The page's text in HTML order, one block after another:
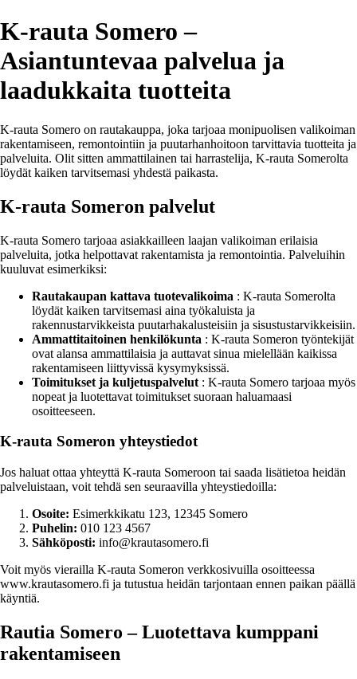
K-rauta Somero –
Asiantuntevaa palvelua ja
laadukkaita tuotteita
K-rauta Somero on rautakauppa, joka tarjoaa monipuolisen valikoiman
rakentamiseen, remontointiin ja puutarhanhoitoon tarvittavia tuotteita ja
palveluita. Olit sitten ammattilainen tai harrastelija, K-rauta Somerolta
löydät kaiken tarvitsemasi yhdestä paikasta.
K-rauta Someron palvelut
K-rauta Somero tarjoaa asiakkailleen laajan valikoiman erilaisia
palveluita, jotka helpottavat rakentamista ja remontointia. Palveluihin
kuuluvat esimerkiksi:
Rautakaupan kattava tuotevalikoima : K-rauta Somerolta
löydät kaiken tarvitsemasi aina työkaluista ja
rakennustarvikkeista puutarhakalusteisiin ja sisustustarvikkeisiin.
Ammattitaitoinen henkilökunta : K-rauta Someron työntekijät
ovat alansa ammattilaisia ja auttavat sinua mielellään kaikissa
rakentamiseen liittyvissä kysymyksissä.
Toimitukset ja kuljetuspalvelut : K-rauta Somero tarjoaa myös
nopeat ja luotettavat toimitukset suoraan haluamaasi
osoitteeseen.
K-rauta Someron yhteystiedot
Jos haluat ottaa yhteyttä K-rauta Someroon tai saada lisätietoa heidän
palveluistaan, voit tehdä sen seuraavilla yhteystiedoilla:
Osoite: Esimerkkikatu 123, 12345 Somero
Puhelin: 010 123 4567
Sähköposti: info@krautasomero.fi
Voit myös vierailla K-rauta Someron verkkosivuilla osoitteessa
www.krautasomero.fi ja tutustua heidän tarjontaan ennen paikan päällä
käyntiä.
Rautia Somero – Luotettava kumppani
rakentamiseen